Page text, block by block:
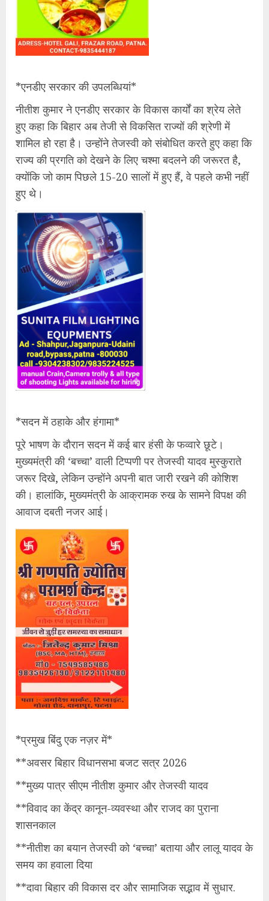
*​एनडीए सरकार की उपलब्धियां*
​नीतीश कुमार ने एनडीए सरकार के विकास कार्यों का श्रेय लेते
हुए कहा कि बिहार अब तेजी से विकसित राज्यों की श्रेणी में
शामिल हो रहा है। उन्होंने तेजस्वी को संबोधित करते हुए कहा कि
राज्य की प्रगति को देखने के लिए चश्मा बदलने की जरूरत है,
क्योंकि जो काम पिछले 15-20 सालों में हुए हैं, वे पहले कभी नहीं
हुए थे।
*​सदन में ठहाके और हंगामा*
​पूरे भाषण के दौरान सदन में कई बार हंसी के फव्वारे छूटे।
मुख्यमंत्री की ‘बच्चा’ वाली टिप्पणी पर तेजस्वी यादव मुस्कुराते
जरूर दिखे, लेकिन उन्होंने अपनी बात जारी रखने की कोशिश
की। हालांकि, मुख्यमंत्री के आक्रामक रुख के सामने विपक्ष की
आवाज दबती नजर आई।
*​प्रमुख बिंदु एक नज़र में*
**अवसर बिहार विधानसभा बजट सत्र 2026
**मुख्य पात्र सीएम नीतीश कुमार और तेजस्वी यादव
**विवाद का केंद्र कानून-व्यवस्था और राजद का पुराना
शासनकाल
**नीतीश का बयान तेजस्वी को ‘बच्चा’ बताया और लालू यादव के
समय का हवाला दिया
**दावा बिहार की विकास दर और सामाजिक सद्भाव में सुधार.